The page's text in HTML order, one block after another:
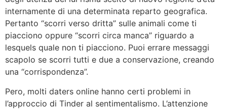
internamente di una determinata reparto geografica.
Pertanto “scorri verso dritta” sulle animali come ti
piacciono oppure “scorri circa manca” riguardo a
lesquels quale non ti piacciono. Puoi errare messaggi
scapolo se scorri tutti e due a conservazione, creando
una “corrispondenza”.
Pero, molti daters online hanno certi problemi in
l’approccio di Tinder al sentimentalismo. L’attenzione